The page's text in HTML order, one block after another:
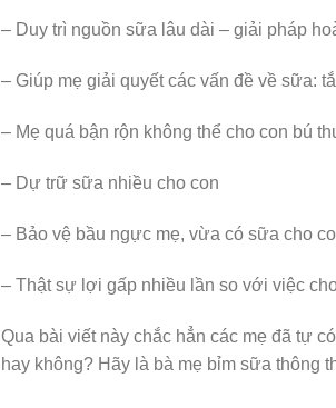
– Duy trì nguồn sữa lâu dài – giải pháp
– Giúp mẹ giải quyết các vấn đề về sữa:
– Mẹ quá bận rộn không thể cho con bú
– Dự trữ sữa nhiều cho con
– Bảo vệ bầu ngực mẹ, vừa có sữa cho
– Thật sự lợi gấp nhiều lần so với việc
Qua bài viết này chắc hẳn các mẹ đã tự
hay không? Hãy là bà mẹ bỉm sữa thông